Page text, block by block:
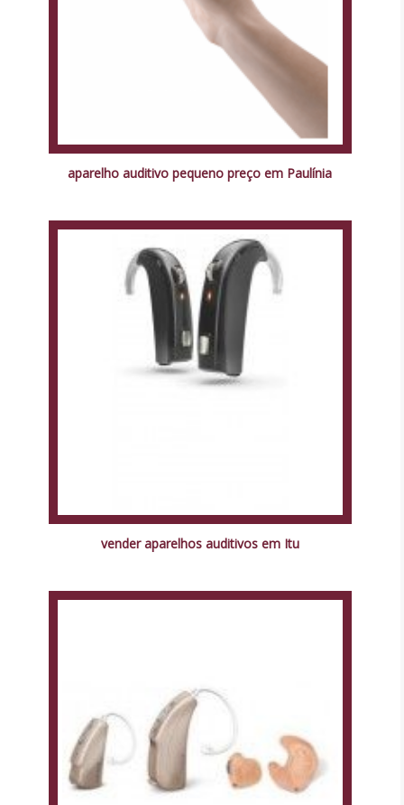
aparelho auditivo pequeno preço em Paulínia
vender aparelhos auditivos em Itu